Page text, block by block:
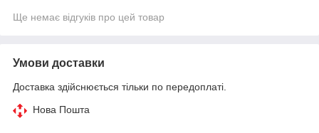
Ще немає відгуків про цей товар
Умови доставки
Доставка здійснюється тільки по передоплаті.
Нова Пошта